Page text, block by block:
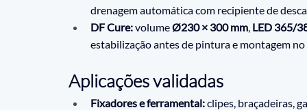
drenagem automática com recipiente de
DF Cure: volume Ø230 × 300 mm LED 365/
estabilização antes de pintura e montagem
Aplicações validadas
Fixadores e ferramental: clipes, braçadeiras,